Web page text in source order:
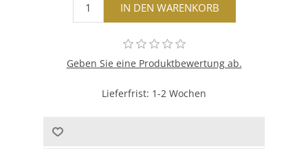
Geben Sie eine Produktbewertung ab.
Lieferfrist: 1-2 Wochen